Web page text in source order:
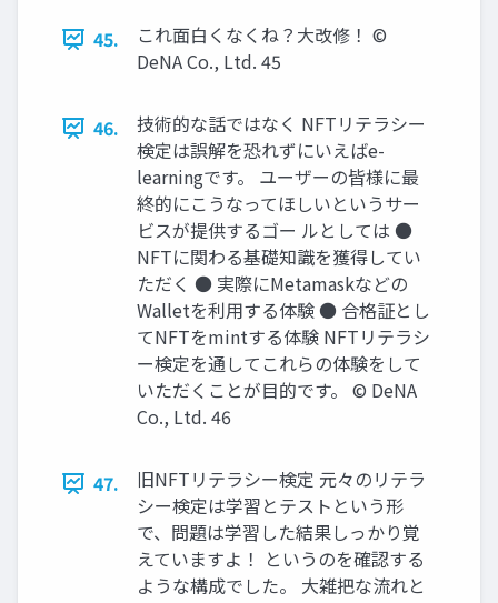
45.
これ⾯⽩くなくね？⼤改修！ ©
DeNA Co., Ltd. 45
46.
技術的な話ではなく NFTリテラシー
検定は誤解を恐れずにいえばe-
learningです。 ユーザーの皆様に最
終的にこうなってほしいというサー
ビスが提供するゴー ルとしては ●
NFTに関わる基礎知識を獲得してい
ただく ● 実際にMetamaskなどの
Walletを利⽤する体験 ● 合格証とし
てNFTをmintする体験 NFTリテラシ
ー検定を通してこれらの体験をして
いただくことが⽬的です。 © DeNA
Co., Ltd. 46
47.
旧NFTリテラシー検定 元々のリテラ
シー検定は学習とテストという形
で、問題は学習した結果しっかり覚
えていますよ！ というのを確認する
ような構成でした。 ⼤雑把な流れと